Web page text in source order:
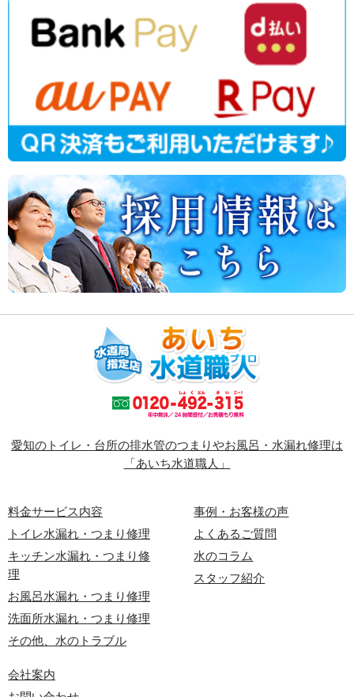
愛知のトイレ・台所の排水管のつまりやお風呂・水漏れ修理は
「あいち水道職人」
料金サービス内容
トイレ水漏れ・つまり修理
キッチン水漏れ・つまり修
理
お風呂水漏れ・つまり修理
洗面所水漏れ・つまり修理
その他、水のトラブル
事例・お客様の声
よくあるご質問
水のコラム
スタッフ紹介
会社案内